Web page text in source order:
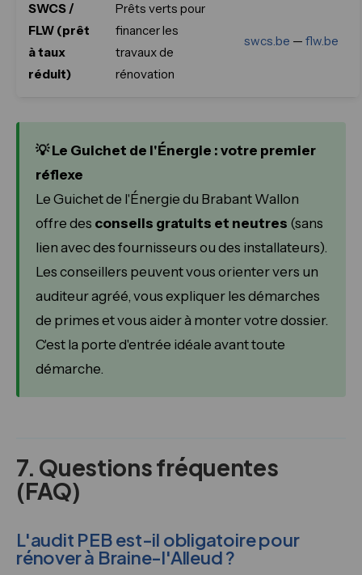
SWCS /
FLW (prêt
à taux
réduit)
Prêts verts pour
financer les
travaux de
rénovation
swcs.be — flw.be
💡 Le Guichet de l'Énergie : votre premier
réflexe
Le Guichet de l'Énergie du Brabant Wallon
offre des conseils gratuits et neutres (sans
lien avec des fournisseurs ou des installateurs).
Les conseillers peuvent vous orienter vers un
auditeur agréé, vous expliquer les démarches
de primes et vous aider à monter votre dossier.
C'est la porte d'entrée idéale avant toute
démarche.
7. Questions fréquentes
(FAQ)
L'audit PEB est-il obligatoire pour
rénover à Braine-l'Alleud ?